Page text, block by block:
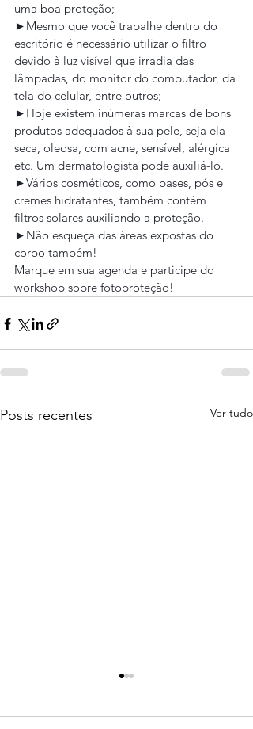
uma boa proteção;
►Mesmo que você trabalhe dentro do
escritório é necessário utilizar o filtro
devido à luz visível que irradia das
lâmpadas, do monitor do computador, da
tela do celular, entre outros;
►Hoje existem inúmeras marcas de bons
produtos adequados à sua pele, seja ela
seca, oleosa, com acne, sensível, alérgica
etc. Um dermatologista pode auxiliá-lo.
►Vários cosméticos, como bases, pós e
cremes hidratantes, também contém
filtros solares auxiliando a proteção.
►Não esqueça das áreas expostas do
corpo também!
Marque em sua agenda e participe do
workshop sobre fotoproteção!
Posts recentes Ver tudo